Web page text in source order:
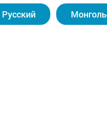
Узбекистана,
Русский